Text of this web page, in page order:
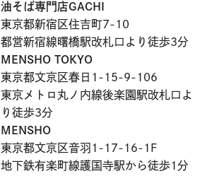
油そば専門店GACHI
東京都新宿区住吉町7-10
都営新宿線曙橋駅改札口より徒歩3分
MENSHO TOKYO
東京都文京区春日1-15-9-106
東京メトロ丸ノ内線後楽園駅改札口よ
り徒歩3分
MENSHO
東京都文京区音羽1-17-16-1F
地下鉄有楽町線護国寺駅から徒歩1分